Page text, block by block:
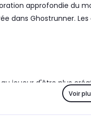
approfondie du
dans Ghostrunner.
joueur d'être plus
utilisées Voir